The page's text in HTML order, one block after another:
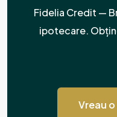
Fidelia Credit —
ipotecare.
Vreau